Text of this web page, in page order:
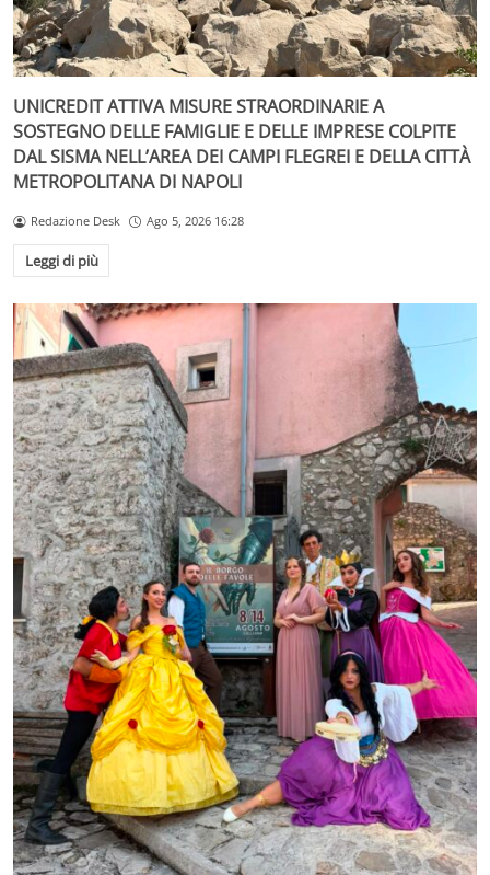
UNICREDIT ATTIVA MISURE STRAORDINARIE A
SOSTEGNO DELLE FAMIGLIE E DELLE IMPRESE COLPITE
DAL SISMA NELL’AREA DEI CAMPI FLEGREI E DELLA CITTÀ
METROPOLITANA DI NAPOLI
Redazione Desk Ago 5, 2026 16:28
Leggi di più